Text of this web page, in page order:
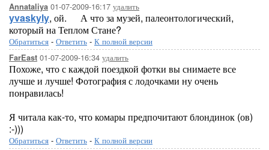
Annataliya 01-07-2009-16:17 удалить
yvaskyly, ой.
А что за музей, палеонтологический,
который на Теплом Стане?
Обратиться - Ответить - К полной версии
FarEast 01-07-2009-16:34 удалить
Похоже, что с каждой поездкой фотки вы снимаете все
лучше и лучше! Фотография с лодочками ну очень
понравилась!
Я читала как-то, что комары предпочитают блондинок (ов)
:-)))
Обратиться - Ответить - К полной версии